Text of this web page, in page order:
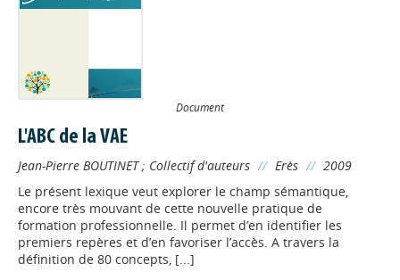
Document
L'ABC de la VAE
Jean-Pierre BOUTINET; Collectif d'auteurs // Erès // 2009
Le présent lexique veut explorer le champ sémantique,
encore très mouvant de cette nouvelle pratique de
formation professionnelle. Il permet d’en identifier les
premiers repères et d’en favoriser l’accès. A travers la
définition de 80 concepts, [...]